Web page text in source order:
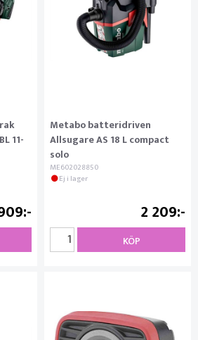
11-
Metabo batteridriven
Allsugare AS 18 L compact
solo
ME602028850
Ej i lager
2 209
KÖP